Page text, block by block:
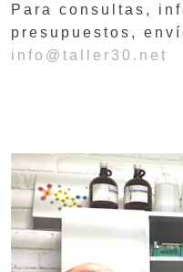
Para consultas,
presupuestos,
info@taller30.net